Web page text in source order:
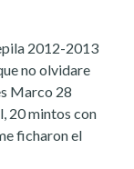
2012-2013
no olvidare
Marco 28
20 mintos con
ficharon el